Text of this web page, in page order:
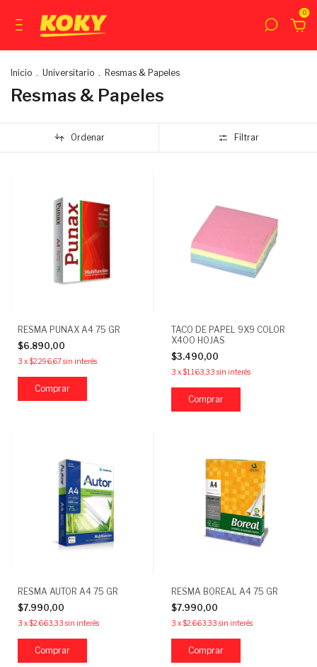
0
Inicio . Universitario . Resmas & Papeles
Resmas & Papeles
Ordenar Filtrar
RESMA PUNAX A4 75 GR
$6.890,00
3 x$2.296,67sin interés
TACO DE PAPEL 9X9 COLOR
X400 HOJAS
$3.490,00
3 x$1.163,33 sin interés
RESMA AUTOR A4 75 GR
$7.990,00
3 x$2.663,33 sin interés
RESMA BOREAL A4 75 GR
$7.990,00
3 x$2.663,33 sin interés